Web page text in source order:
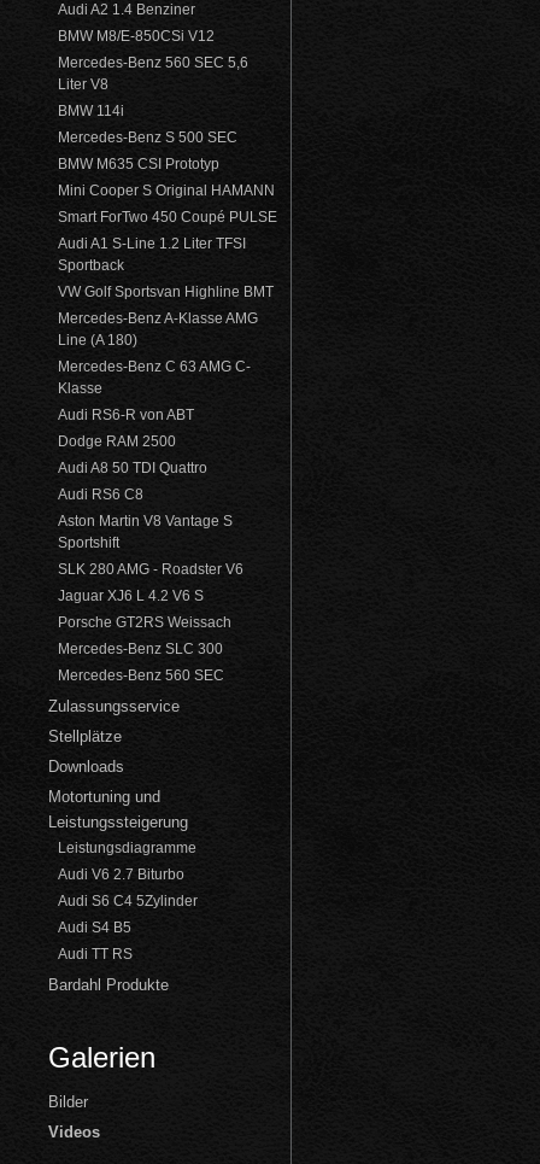
Audi A2 1.4 Benziner
BMW M8/E-850CSi V12
Mercedes-Benz 560 SEC 5,6
Liter V8
BMW 114i
Mercedes-Benz S 500 SEC
BMW M635 CSI Prototyp
Mini Cooper S Original HAMANN
Smart ForTwo 450 Coupé PULSE
Audi A1 S-Line 1.2 Liter TFSI
Sportback
VW Golf Sportsvan Highline BMT
Mercedes-Benz A-Klasse AMG
Line (A 180)
Mercedes-Benz C 63 AMG C-
Klasse
Audi RS6-R von ABT
Dodge RAM 2500
Audi A8 50 TDI Quattro
Audi RS6 C8
Aston Martin V8 Vantage S
Sportshift
SLK 280 AMG - Roadster V6
Jaguar XJ6 L 4.2 V6 S
Porsche GT2RS Weissach
Mercedes-Benz SLC 300
Mercedes-Benz 560 SEC
Zulassungsservice
Stellplätze
Downloads
Motortuning und
Leistungssteigerung
Leistungsdiagramme
Audi V6 2.7 Biturbo
Audi S6 C4 5Zylinder
Audi S4 B5
Audi TT RS
Bardahl Produkte
Galerien
Bilder
Videos